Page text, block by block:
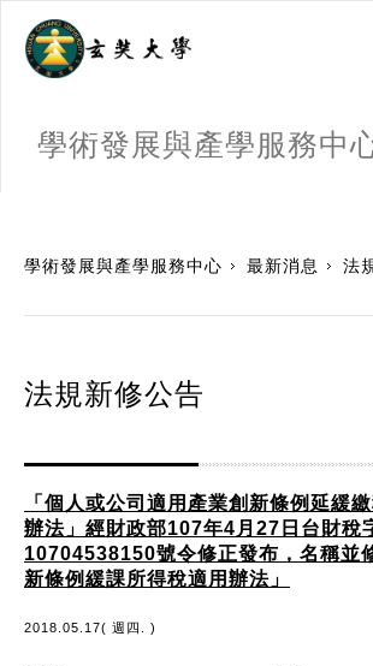
學術發展與產學服務中
學術發展與產學服務中心 最新消息 法
法規新修公告
「個人或公司適用產業創新條例延緩
辦法」經財政部107年4月27日台財稅
10704538150號令修正發布，名稱並
新條例緩課所得稅適用辦法」
2018.05.17( 週四. )